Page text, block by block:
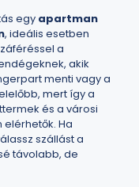
egy apartman
, ideális esetben
a
akik
menti vagy a
mert így a
és a városi
Ha
szállást a
távolabb, de